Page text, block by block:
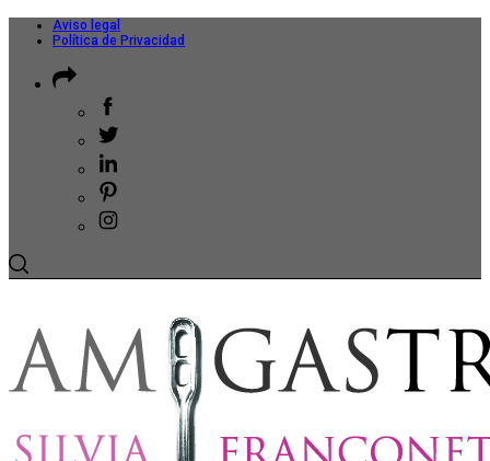
Aviso legal
Política de Privacidad